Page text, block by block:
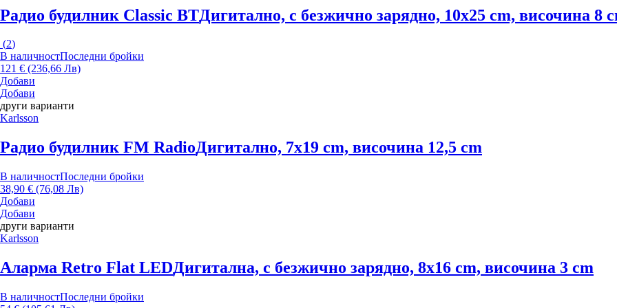
Радио будилник Classic BTДигитално, с безжично зарядно, 10x25 cm, височина 8
(2)
В наличностПоследни бройки
121 € (236,66 Лв)
Добави
Добави
други варианти
Karlsson
Радио будилник FM RadioДигитално, 7x19 cm, височина 12,5 cm
В наличностПоследни бройки
38,90 € (76,08 Лв)
Добави
Добави
други варианти
Karlsson
Аларма Retro Flat LEDДигитална, с безжично зарядно, 8x16 cm, височина 3 cm
В наличностПоследни бройки